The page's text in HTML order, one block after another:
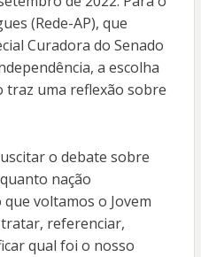
(Rede-AP), que
Curadora do Senado
a escolha
traz uma reflexão sobre
o debate sobre
nação
voltamos o Jovem
referenciar,
qual foi o nosso